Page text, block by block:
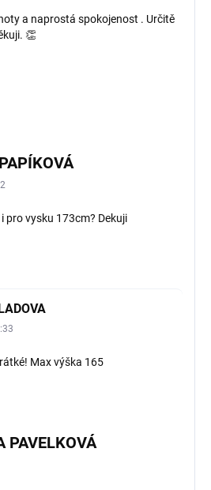
a naprostá spokojenost . Určitě
👏
pro vysku 173cm? Dekuji
Max výška 165
PAVELKOVÁ